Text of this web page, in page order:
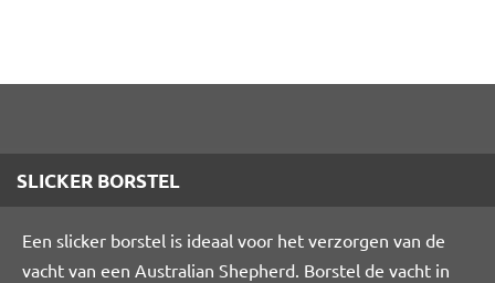
SLICKER BORSTEL
Een slicker borstel is ideaal voor het verzorgen van de
vacht van een Australian Shepherd. Borstel de vacht in